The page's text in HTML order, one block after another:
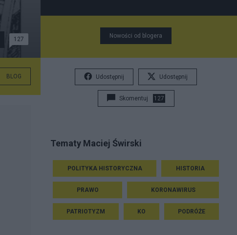
127
BLOG
Nowości od blogera
Udostępnij Udostępnij
Skomentuj 127
Tematy Maciej Świrski
POLITYKA HISTORYCZNA HISTORIA
PRAWO KORONAWIRUS
PATRIOTYZM KO PODRÓŻE